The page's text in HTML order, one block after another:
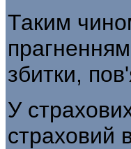
Таким
збитки,
У
страховий